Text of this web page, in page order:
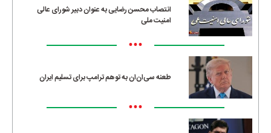
انتصاب محسن رضایی به عنوان دبیر شورای عالی
امنیت ملی
•••
طعنه سی‌ان‌ان به توهم ترامپ برای تسلیم ایران
•••